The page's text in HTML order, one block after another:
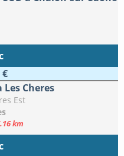
€
Les Cheres
Est
km